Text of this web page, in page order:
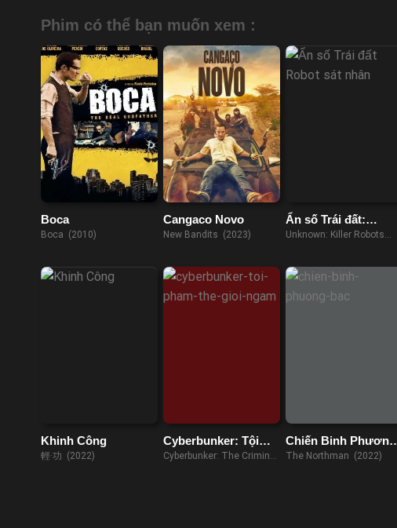
Phim có thể bạn muốn xem :
Boca
Boca (2010)
Cangaco Novo
New Bandits (2023)
Ẩn số Trái đất:
Robot sát nhân
Unknown: Killer Robots
Khinh Công
輕·功 (2022)
Cyberbunker: Tội
Phạm Thế Giới
Cyberbunker: The Criminal
Chiến Binh Phương
Bắc
The Northman (2022)